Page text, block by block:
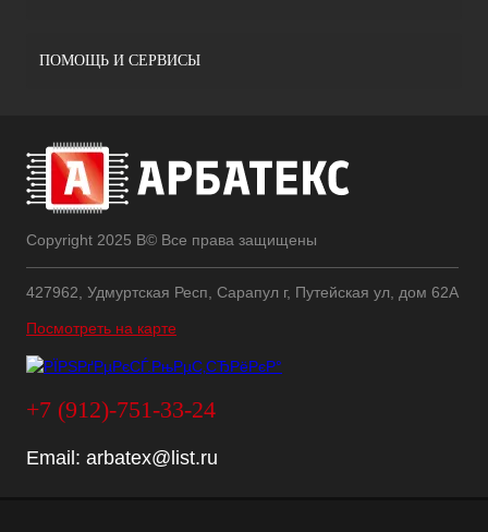
ПОМОЩЬ И СЕРВИСЫ
Copyright 2025 В© Все права защищены
427962, Удмуртская Респ, Сарапул г, Путейская ул, дом 62А
Посмотреть на карте
+7 (912)-751-33-24
Email: arbatex@list.ru